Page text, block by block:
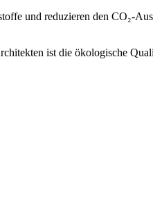
und reduzieren den CO₂-
ist die ökologische